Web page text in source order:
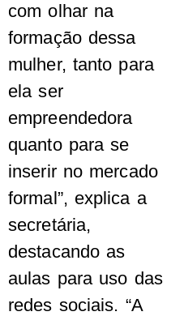
com olhar na
formação dessa
mulher, tanto para
ela ser
empreendedora
quanto para se
inserir no mercado
formal”, explica a
secretária,
destacando as
aulas para uso das
redes sociais. “A